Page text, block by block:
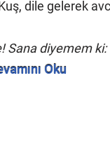
dile gelerek
diyemem ki:
Oku